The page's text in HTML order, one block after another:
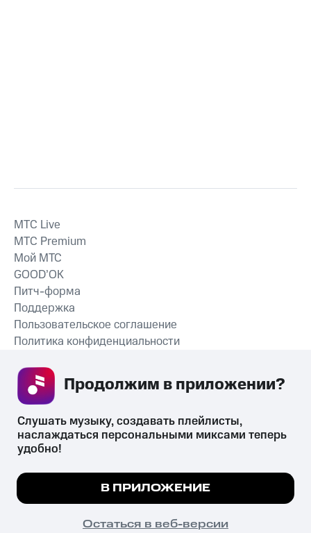
СКАЧАТЬ ПРИЛОЖЕНИЕ
MTС Live
MTС Premium
Мой МТС
GOOD’OK
Питч-форма
Поддержка
Пользовательское соглашение
Политика конфиденциальности
психотропных веществ, их аналогов причиняет вред здоровью,
их незаконный оборот запрещён и влечёт установленную
законодательством ответственность.
© 2026 ООО «КИОН».
Мы используем куки, чтобы на сайте все
Подробнее
ПОНЯТНО
Слушать музыку, создавать плейлисты,
наслаждаться персональными миксами теперь
удобно!
В ПРИЛОЖЕНИЕ
Остаться в веб-версии